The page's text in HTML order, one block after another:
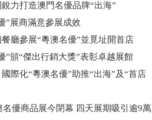
力打造澳門名優品牌“出海”
”展商滿意參展成效
廳參展“粵澳名優”並覓址開首店
”頒“傑出行銷大獎”表彰卓越展館
際化“粵澳名優”助推“出海”及“首店
名優商品展今閉幕 四天展期吸引逾9萬